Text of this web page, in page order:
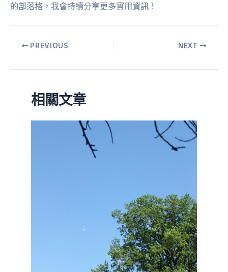
的部落格，我會持續分享更多實用資訊！
PREVIOUS NEXT
相關文章